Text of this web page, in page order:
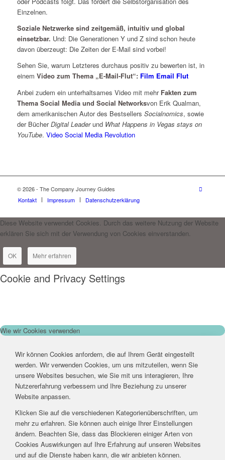
Einzelnen.
Soziale Netzwerke sind zeitgemäß, intuitiv und global
einsetzbar. Und: Die Generationen Y und Z sind schon heute
davon überzeugt: Die Zeiten der E-Mail sind vorbei!
Sehen Sie, warum Letzteres durchaus positiv zu bewerten ist, in
einem Video zum Thema „E-Mail-Flut“: Film Email Flut
Anbei zudem ein unterhaltsames Video mit mehr Fakten zum
Thema Social Media und Social Networksvon Erik Qualman,
dem amerikanischen Autor des Bestsellers Socialnomics, sowie
der BücherDigital Leaderund What Happens in Vegas stays on
YouTube. Video Social Media Revolution
© 2026 - The Company Journey Guides
Kontakt
Impressum Datenschutzerklärung
Diese Website verwendet Cookies. Durch das weitere Nutzung der Website
erklären Sie sich mit der Verwendung von Cookies einverstanden.
OK Mehr erfahren
Cookie and Privacy Settings
Wie wir Cookies verwenden
Wir können Cookies anfordern, die auf Ihrem Gerät eingestellt
werden. Wir verwenden Cookies, um uns mitzuteilen, wenn Sie
unsere Websites besuchen, wie Sie mit uns interagieren, Ihre
Nutzererfahrung verbessern und Ihre Beziehung zu unserer
Website anpassen.
Klicken Sie auf die verschiedenen Kategorienüberschriften, um
mehr zu erfahren. Sie können auch einige Ihrer Einstellungen
ändern. Beachten Sie, dass das Blockieren einiger Arten von
Cookies Auswirkungen auf Ihre Erfahrung auf unseren Websites
und auf die Dienste haben kann, die wir anbieten können.